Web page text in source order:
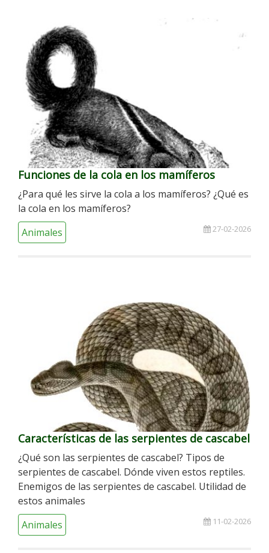
Funciones de la cola en los mamíferos
¿Para qué les sirve la cola a los mamíferos? ¿Qué es
la cola en los mamíferos?
27-02-2026
Animales
Características de las serpientes de cascabel
¿Qué son las serpientes de cascabel? Tipos de
serpientes de cascabel. Dónde viven estos reptiles.
Enemigos de las serpientes de cascabel. Utilidad de
estos animales
11-02-2026
Animales